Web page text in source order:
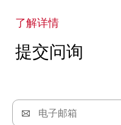
了解详情
提交问询